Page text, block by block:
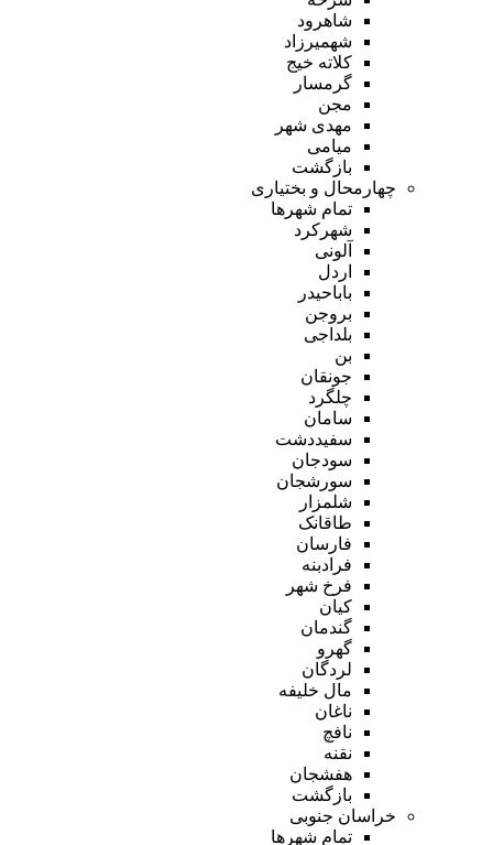
شاهرود
شهمیرزاد
کلاته خیج
گرمسار
مجن
مهدی شهر
میامی
بازگشت
چهارمحال و بختیاری
تمام شهر‌ها
شهرکرد
آلونی
اردل
باباحیدر
بروجن
بلداجی
بن
جونقان
چلگرد
سامان
سفیددشت
سودجان
سورشجان
شلمزار
طاقانک
فارسان
فرادبنه
فرخ شهر
کیان
گندمان
گهرو
لردگان
مال خلیفه
ناغان
نافچ
نقنه
هفشجان
بازگشت
خراسان جنوبی
تمام شهر‌ها